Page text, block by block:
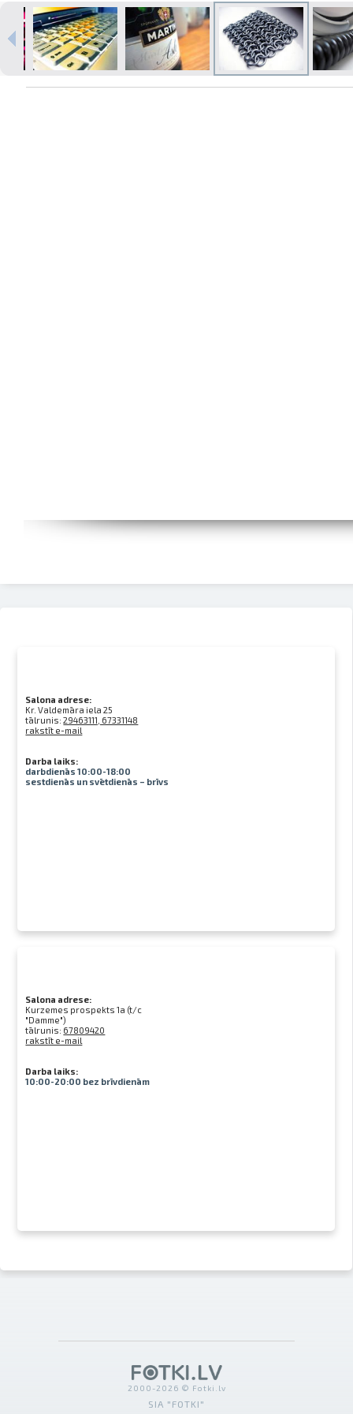
Izdrukas 1h laikā Rīgā – pasūtiet
tiešsaistē
Dažādi formāti un papīra veidi
Salona adrese:
Kr. Valdemāra iela 25
tālrunis:29463111, 67331148
rakstīt e-mail
Darba laiks:
darbdienās 10:00-18:00
sestdienās un svētdienās – brīvs
Salona adrese:
Kurzemes prospekts 1a (t/c
"Damme")
tālrunis: 67809420
rakstīt e-mail
Darba laiks:
10:00-20:00 bez brīvdienām
2000-2026 © Fotki.lv
SIA "FOTKI"